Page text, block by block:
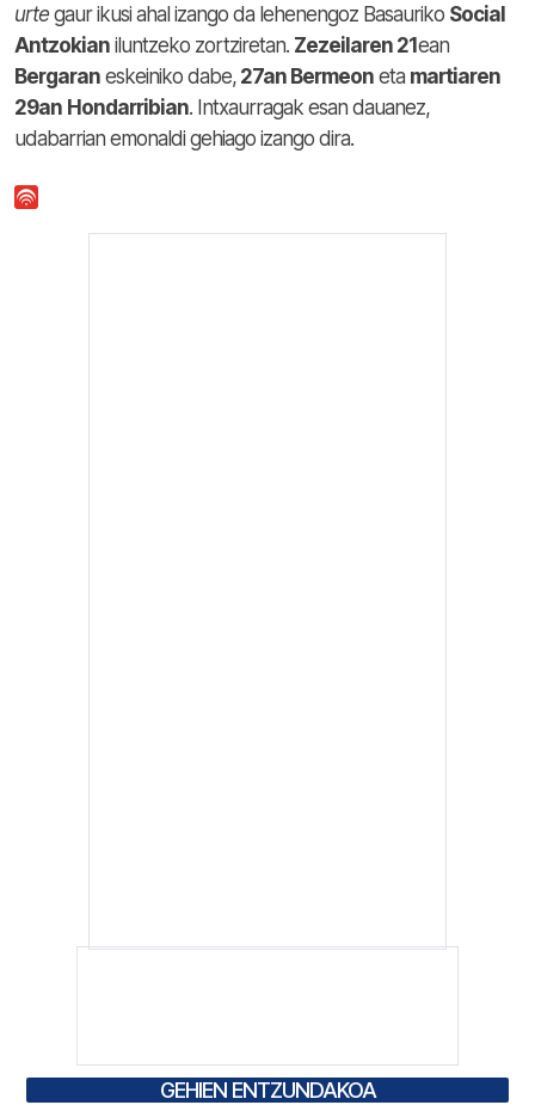
urtegaur ikusi ahal izango da lehenengoz Basauriko Social
Antzokian iluntzeko zortziretan. Zezeilaren 21ean
Bergaran eskeiniko dabe, 27an Bermeon eta martiaren
29an Hondarribian. Intxaurragak esan dauanez,
udabarrian emonaldi gehiago izango dira.
GEHIEN ENTZUNDAKOA